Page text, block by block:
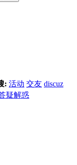
: 活动 交友 discuz
疑解惑